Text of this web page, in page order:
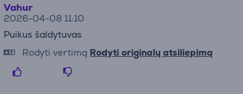
Vahur
2026-04-08 11:10
Puikus šaldytuvas
Rodyti vertimą Rodyti originalų atsiliepimą